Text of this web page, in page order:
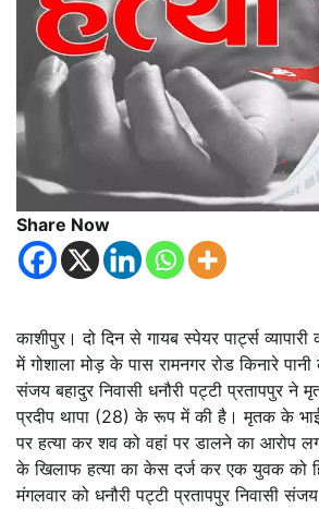
Share Now
काशीपुर। दो दिन से गायब स्पेयर पार्ट्स
में गोशाला मोड़ के पास रामनगर रोड किनारे
संजय बहादुर निवासी धनौरी पट्टी प्रतापपुर ने
प्रदीप थापा (28) के रूप में की है। मृतक के
पर हत्या कर शव को वहां पर डालने का आरोप
के खिलाफ हत्या का केस दर्ज कर एक युवक को
मंगलवार को धनौरी पट्टी प्रतापपुर निवासी